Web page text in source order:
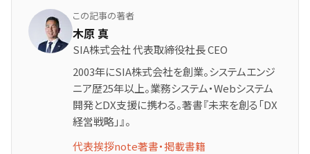
この記事の著者
木原 真
SIA株式会社 代表取締役社長 CEO
2003年にSIA株式会社を創業。システムエンジ
ニア歴25年以上。業務システム・Webシステム
開発とDX支援に携わる。著書『未来を創る「DX
経営戦略」』。
代表挨拶note著書・掲載書籍